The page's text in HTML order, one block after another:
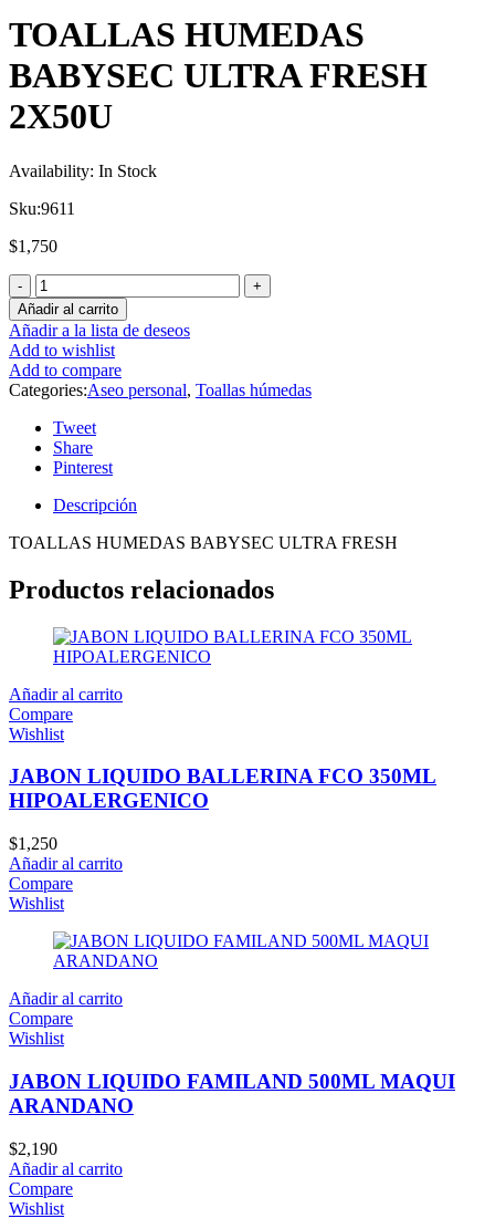
TOALLAS HUMEDAS
BABYSEC ULTRA FRESH
2X50U
Availability: In Stock
Sku:9611
$1,750
Añadir al carrito
Añadir a la lista de deseos
Add to wishlist
Add to compare
Categories:Aseo personal, Toallas húmedas
Tweet
Share
Pinterest
Descripción
TOALLAS HUMEDAS BABYSEC ULTRA FRESH
Productos relacionados
Añadir al carrito
Compare
Wishlist
JABON LIQUIDO BALLERINA FCO 350ML
HIPOALERGENICO
$1,250
Añadir al carrito
Compare
Wishlist
Añadir al carrito
Compare
Wishlist
JABON LIQUIDO FAMILAND 500ML MAQUI
ARANDANO
$2,190
Añadir al carrito
Compare
Wishlist